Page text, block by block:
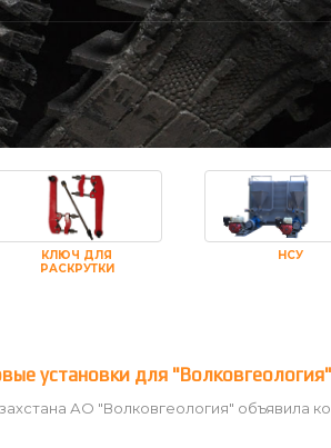
КЛЮЧ ДЛЯ
РАСКРУТКИ
НСУ
установки для "Волковгеология"
АО "Волковгеология" объявила